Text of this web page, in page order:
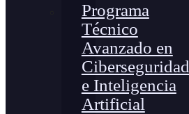
Programa
Técnico
Avanzado en
Ciberseguridad
e Inteligencia
Artificial